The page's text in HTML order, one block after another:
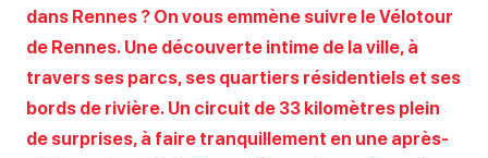
dans Rennes ? On vous emmène suivre le Vélotour
de Rennes. Une découverte intime de la ville, à
travers ses parcs, ses quartiers résidentiels et ses
bords de rivière. Un circuit de 33 kilomètres plein
de surprises, à faire tranquillement en une après-